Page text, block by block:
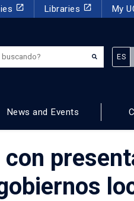
launch Libraries launch My
¿Qué estás buscando?
News and Events